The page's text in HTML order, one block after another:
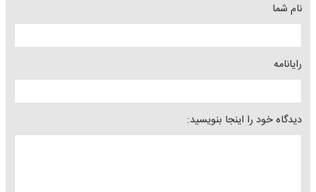
نام شما
رایانامه
دیدگاه خود را اینجا بنویسید: